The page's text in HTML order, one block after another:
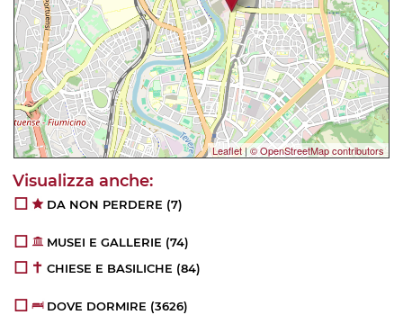
Leaflet|© OpenStreetMap contributors
DA NON PERDERE (7)
MUSEI E GALLERIE (74)
CHIESE E BASILICHE (84)
DOVE DORMIRE (3626)